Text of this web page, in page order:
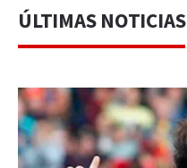
ÚLTIMAS NOTICIAS